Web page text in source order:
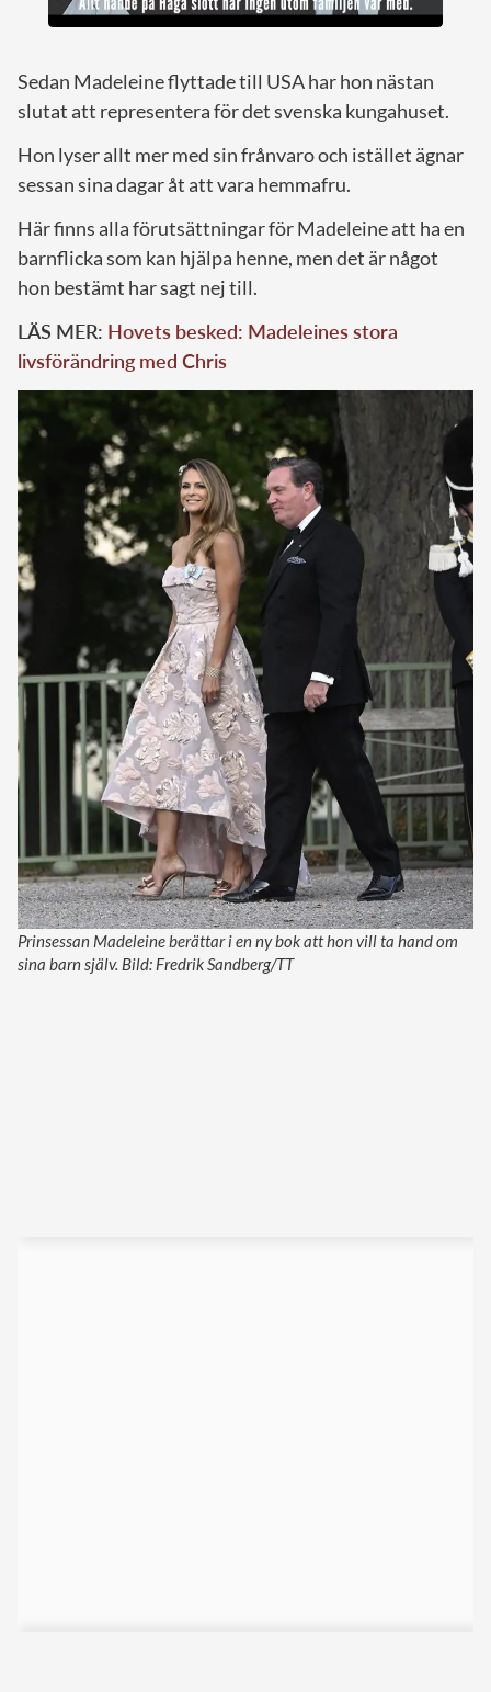
Sedan Madeleine flyttade till USA har hon nästan
slutat att representera för det svenska kungahuset.
Hon lyser allt mer med sin frånvaro och istället ägnar
sessan sina dagar åt att vara hemmafru.
Här finns alla förutsättningar för Madeleine att ha en
barnflicka som kan hjälpa henne, men det är något
hon bestämt har sagt nej till.
LÄS MER: Hovets besked: Madeleines stora
livsförändring med Chris
Prinsessan Madeleine berättar i en ny bok att hon vill ta hand om
sina barn själv. Bild: Fredrik Sandberg/TT